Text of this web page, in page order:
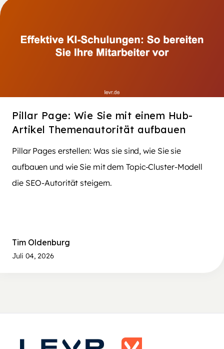
Pillar Page: Wie Sie mit einem Hub-
Artikel Themenautorität aufbauen
Pillar Pages erstellen: Was sie sind, wie Sie sie
aufbauen und wie Sie mit dem Topic-Cluster-Modell
die SEO-Autorität steigern.
Tim Oldenburg
Juli 04, 2026